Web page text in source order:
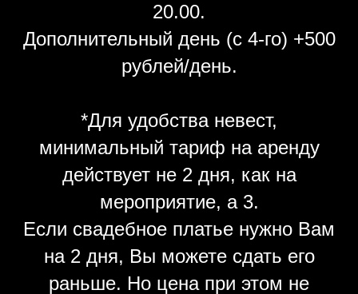
20.00.
Дополнительный день (с 4-го) +500
рублей/день.
*Для удобства невест,
минимальный тариф на аренду
действует не 2 дня, как на
мероприятие, а 3.
Если свадебное платье нужно Вам
на 2 дня, Вы можете сдать его
раньше. Но цена при этом не